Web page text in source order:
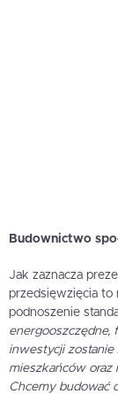
Budownictwo
Jak zaznacza
przedsięwzięcia to
podnoszenie
energooszczędne,
inwestycji zostanie
mieszkańców oraz
Chcemy budować